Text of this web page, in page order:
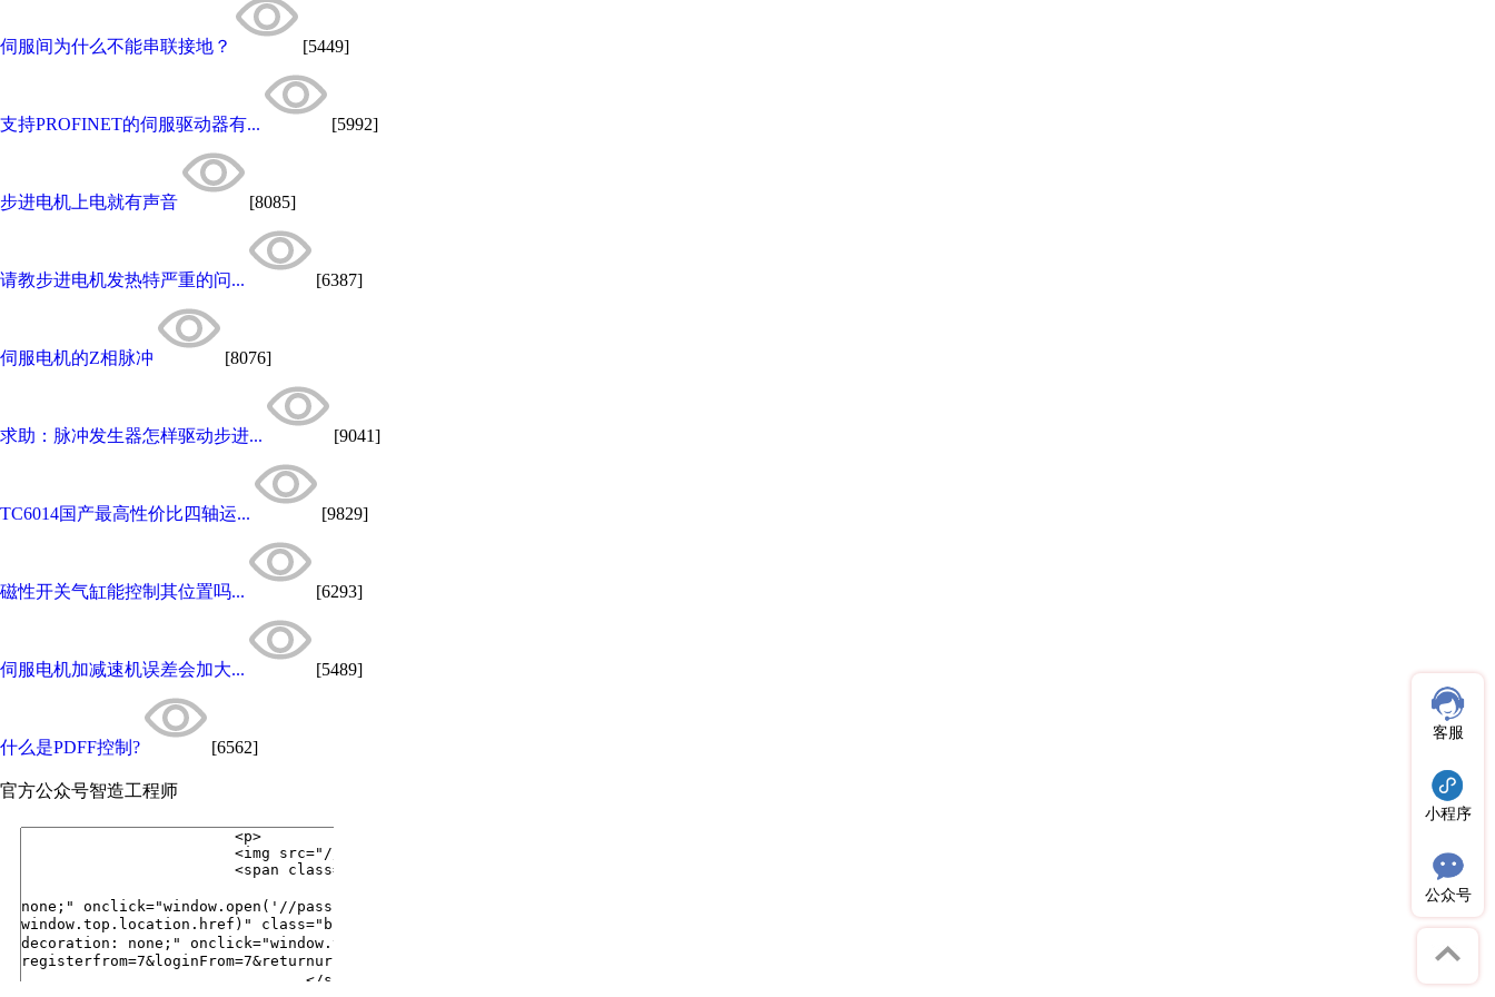
伺服间为什么不能串联接地？ [5449]
支持PROFINET的伺服驱动器有... [5992]
步进电机上电就有声音 [8085]
请教步进电机发热特严重的问... [6387]
伺服电机的Z相脉冲 [8076]
求助：脉冲发生器怎样驱动步进... [9041]
TC6014国产最高性价比四轴运... [9829]
磁性开关气缸能控制其位置吗... [6293]
伺服电机加减速机误差会加大... [5489]
什么是PDFF控制? [6562]
官方公众号智造工程师
客服
小程序
公众号